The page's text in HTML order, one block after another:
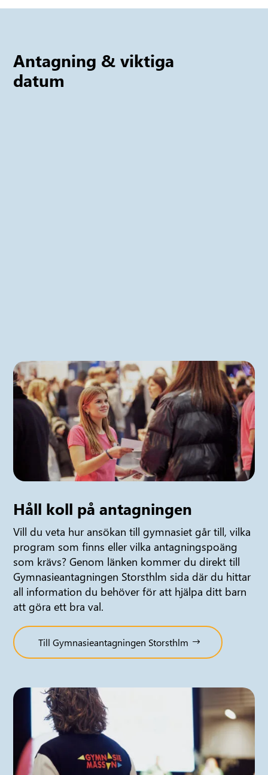
Antagning & viktiga
datum
Håll koll på antagningen
Vill du veta hur ansökan till gymnasiet går till, vilka
program som finns eller vilka antagningspoäng
som krävs? Genom länken kommer du direkt till
Gymnasieantagningen Storsthlm sida där du hittar
all information du behöver för att hjälpa ditt barn
att göra ett bra val.
Till Gymnasieantagningen Storsthlm